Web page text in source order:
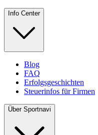
Info Center
Blog
FAQ
Erfolgsgeschichten
Steuerinfos für Firmen
Über Sportnavi